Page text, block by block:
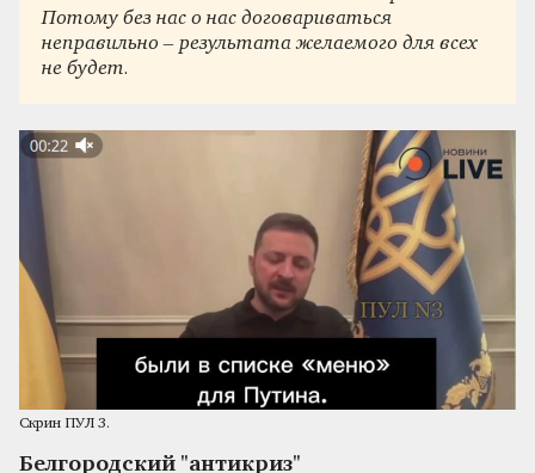
Потому без нас о нас договариваться
неправильно – результата желаемого для всех
не будет.
Скрин ПУЛ 3.
Белгородский "антикриз"